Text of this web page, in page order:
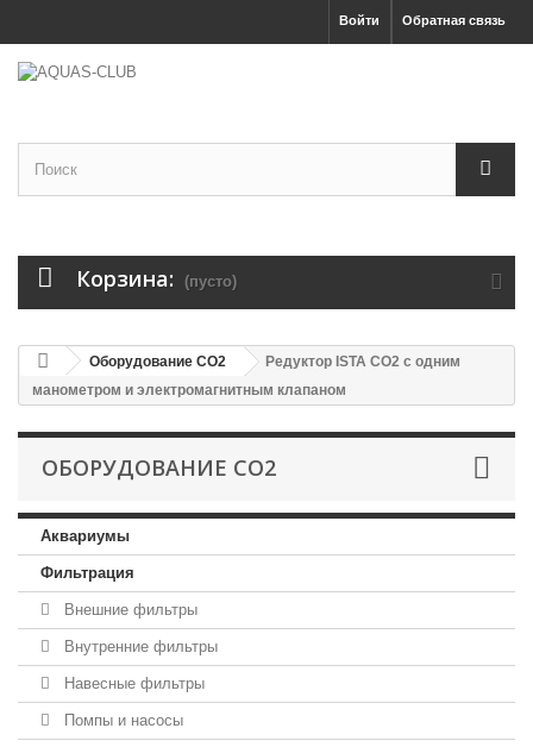
Обратная связь
Войти
Корзина: (пусто)
Оборудование CO2
Редуктор ISTA СО2 с одним
манометром и электромагнитным клапаном
ОБОРУДОВАНИЕ CO2
Аквариумы
Фильтрация
Внешние фильтры
Внутренние фильтры
Навесные фильтры
Помпы и насосы